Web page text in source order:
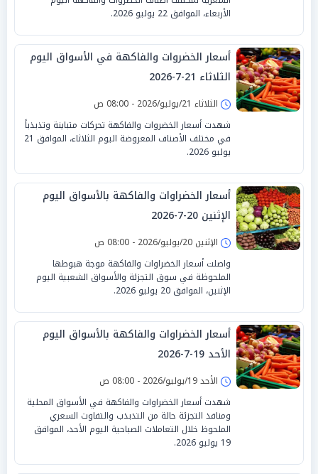
الأربعاء، الموافق 22 يوليو 2026.
أسعار الخضروات والفاكهة في الأسواق اليوم
الثلاثاء 21-7-2026
الثلاثاء 21/يوليو/2026 - 08:00 ص
شهدت أسعار الخضروات والفاكهة تحركات متباينة وتذبذباً
في مختلف الأصناف المعروضة اليوم الثلاثاء، الموافق 21
يوليو 2026.
أسعار الخضراوات والفاكهة بالأسواق اليوم
الإثنين 20-7-2026
الإثنين 20/يوليو/2026 - 08:00 ص
واصلت أسعار الخضراوات والفاكهة موجة هبوطها
الملحوظة في سوق التجزئة والأسواق الشعبية اليوم
الإثنين، الموافق 20 يوليو 2026.
أسعار الخضراوات والفاكهة بالأسواق اليوم
الأحد 19-7-2026
الأحد 19/يوليو/2026 - 08:00 ص
شهدت أسعار الخضراوات والفاكهة في الأسواق المحلية
ومنافذ التجزئة حالة من التذبذب والتفاوت السعري
الملحوظ خلال التعاملات الصباحية اليوم الأحد، الموافق
19 يوليو 2026.